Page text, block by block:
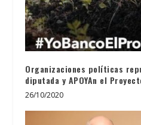
Organizaciones políticas
diputada y APOYAn el
26/10/2020